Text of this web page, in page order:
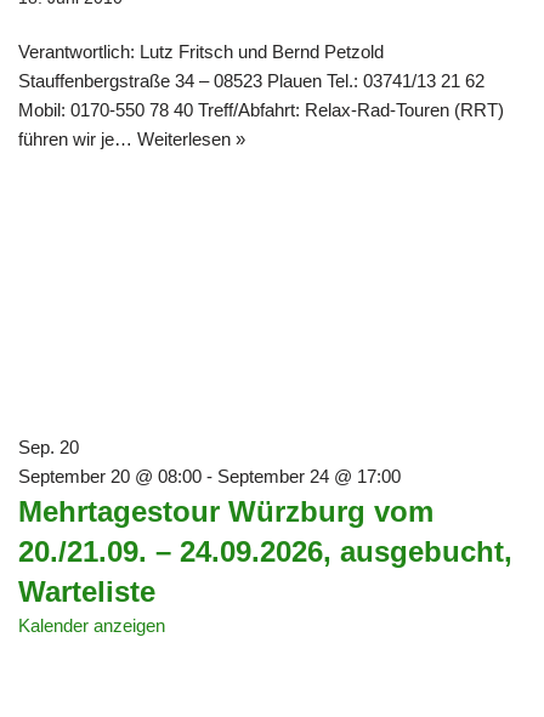
Verantwortlich: Lutz Fritsch und Bernd Petzold
Stauffenbergstraße 34 – 08523 Plauen Tel.: 03741/13 21 62
Mobil: 0170-550 78 40 Treff/Abfahrt: Relax-Rad-Touren (RRT)
führen wir je… Weiterlesen »
Sep. 20
September 20 @ 08:00 - September 24 @ 17:00
Mehrtagestour Würzburg vom
20./21.09. – 24.09.2026, ausgebucht,
Warteliste
Kalender anzeigen